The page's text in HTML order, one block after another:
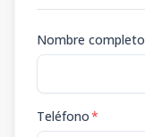
Nombre completo
Teléfono*